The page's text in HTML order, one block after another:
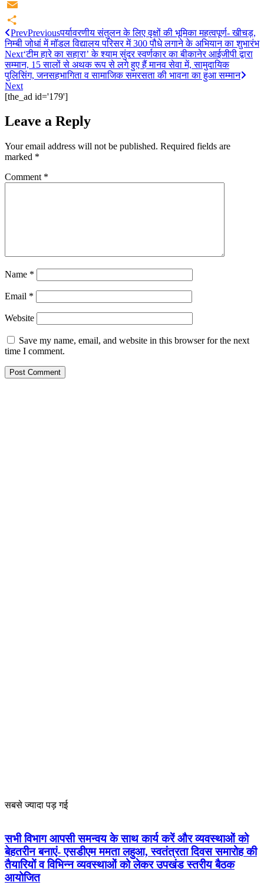
Twitter
Email
Share
PrevPreviousपर्यावरणीय संतुलन के लिए वृक्षों की भूमिका महत्वपूर्ण- खीचड़,
निम्बी जोधां में मॉडल विद्यालय परिसर में 300 पौधे लगाने के अभियान का शुभारंभ
Next‘टीम हारे का सहारा’ के श्याम सुंदर स्वर्णकार का बीकानेर आईजीपी द्वारा
सम्मान, 15 सालों से अथक रूप से लगे हुए हैं मानव सेवा में, सामुदायिक
पुलिसिंग, जनसहभागिता व सामाजिक समरसता की भावना का हुआ सम्मान
Next
[the_ad id='179']
Leave a Reply
Your email address will not be published. Required fields are
marked *
Comment *
Name *
Email *
Website
Save my name, email, and website in this browser for the next
time I comment.
सबसे ज्यादा पड़ गई
सभी विभाग आपसी समन्वय के साथ कार्य करें और व्यवस्थाओं को
बेहतरीन बनाएं- एसडीएम ममता लहुआ, स्वतंत्रता दिवस समारोह की
तैयारियों व विभिन्न व्यवस्थाओं को लेकर उपखंड स्तरीय बैठक
आयोजित